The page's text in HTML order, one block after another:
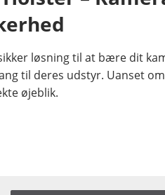
løsning til at bære dit
til deres udstyr. Uanset
øjeblik.